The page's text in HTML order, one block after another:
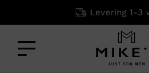
Levering 1-3